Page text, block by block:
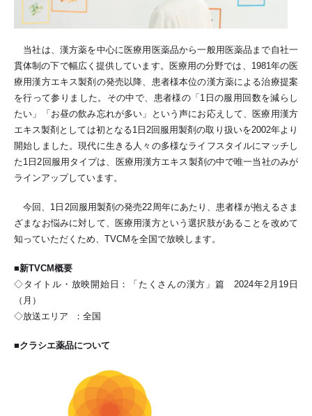
当社は、漢方薬を中心に医療用医薬品から一般用医薬品まで自社一
貫体制の下で幅広く提供しています。医療用の分野では、1981年の医
療用漢方エキス製剤の発売以降、患者様本位の漢方薬による治療提案
を行って参りました。その中で、患者様の「1日の服用回数を減らし
たい」「お昼の飲み忘れが多い」という声にお応えして、医療用漢方
エキス製剤としては初となる1日2回服用製剤の取り扱いを2002年より
開始しました。現代に生きる人々の多様なライフスタイルにマッチし
た1日2回服用タイプは、医療用漢方エキス製剤の中で唯一当社のみが
ラインアップしています。
今回、1日2回服用製剤の発売22周年にあたり、患者様が抱えるさま
ざまなお悩みに対して、医療用漢方という選択肢があることを改めて
知っていただくため、TVCMを全国で放映します。
■新TVCM概要
◇タイトル・放映開始日：「たくさんの漢方」篇 2024年2月19日
（月）
◇放送エリア ：全国
■クラシエ薬品について